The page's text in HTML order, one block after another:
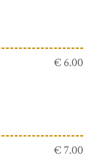
€ 6.00
€ 7.00